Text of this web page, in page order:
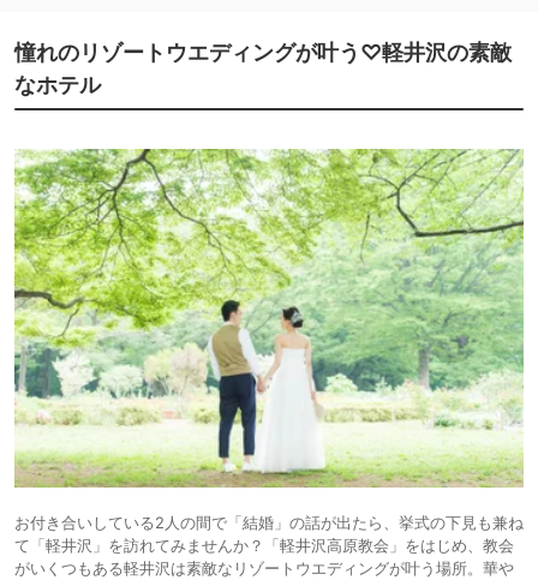
憧れのリゾートウエディングが叶う♡軽井沢の素敵
なホテル
お付き合いしている2人の間で「結婚」の話が出たら、挙式の下見も兼ね
て「軽井沢」を訪れてみませんか？「軽井沢高原教会」をはじめ、教会
がいくつもある軽井沢は素敵なリゾートウエディングが叶う場所。華や